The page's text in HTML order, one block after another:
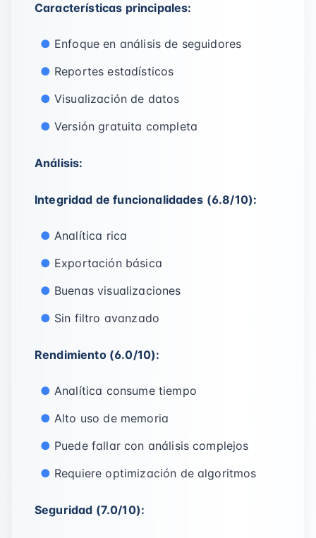
Características principales:
Enfoque en análisis de seguidores
Reportes estadísticos
Visualización de datos
Versión gratuita completa
Análisis:
Integridad de funcionalidades (6.8/10):
Analítica rica
Exportación básica
Buenas visualizaciones
Sin filtro avanzado
Rendimiento (6.0/10):
Analítica consume tiempo
Alto uso de memoria
Puede fallar con análisis complejos
Requiere optimización de algoritmos
Seguridad (7.0/10):